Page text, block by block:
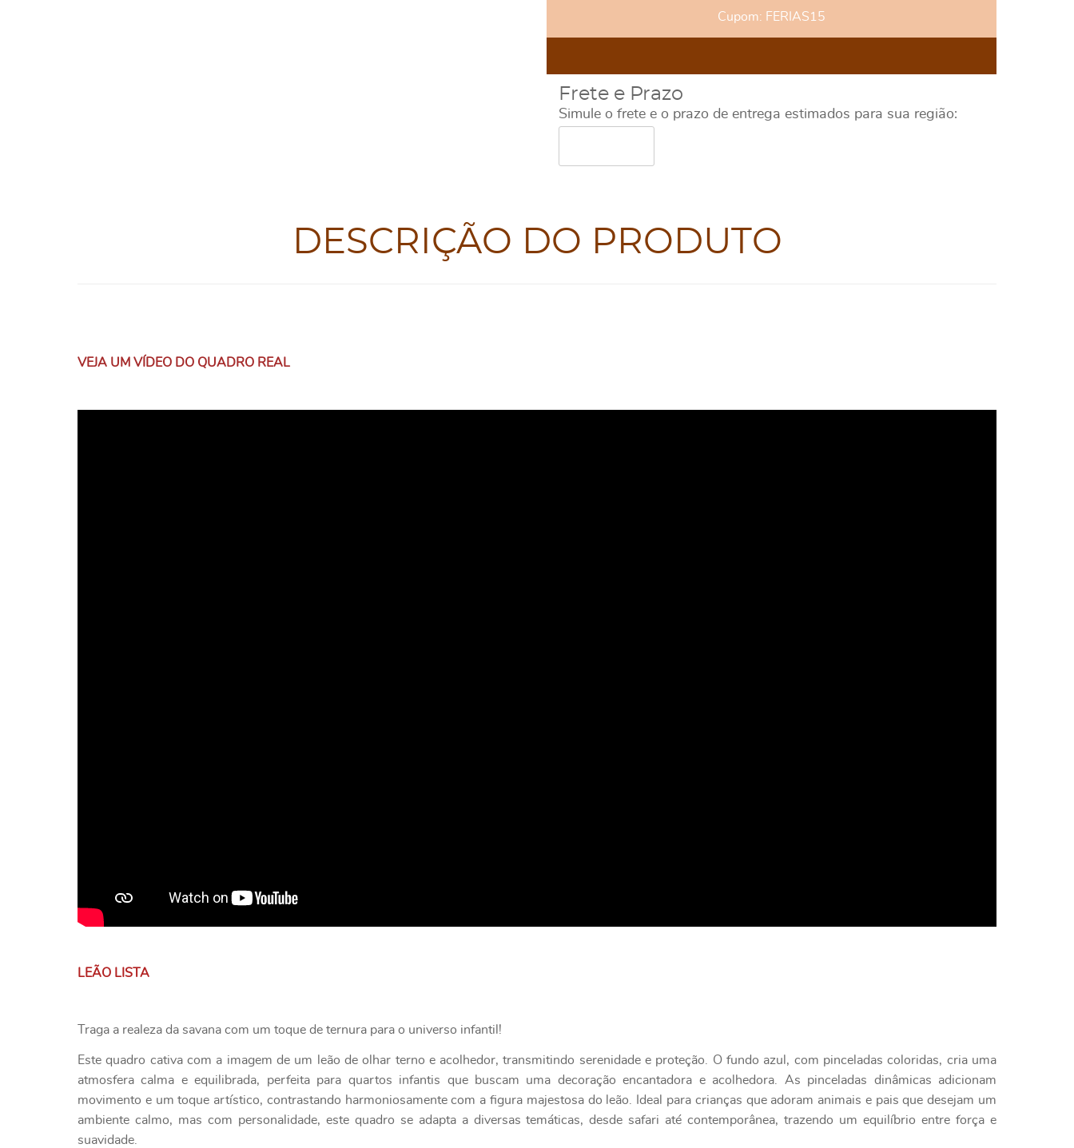
Cupom: FERIAS15
Frete e Prazo
Simule o frete e o prazo de entrega estimados para sua região:
DESCRIÇÃO DO PRODUTO
VEJA UM VÍDEO DO QUADRO REAL
LEÃO LISTA
Traga a realeza da savana com um toque de ternura para o universo infantil!
Este quadro cativa com a imagem de um leão de olhar terno e acolhedor, transmitindo serenidade e proteção. O fundo azul, com pinceladas coloridas, cria uma
atmosfera calma e equilibrada, perfeita para quartos infantis que buscam uma decoração encantadora e acolhedora. As pinceladas dinâmicas adicionam
movimento e um toque artístico, contrastando harmoniosamente com a figura majestosa do leão. Ideal para crianças que adoram animais e pais que desejam um
ambiente calmo, mas com personalidade, este quadro se adapta a diversas temáticas, desde safari até contemporânea, trazendo um equilíbrio entre força e
suavidade.